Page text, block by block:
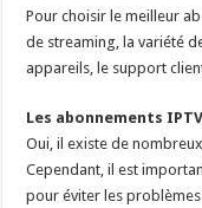
Pour choisir le meilleur
de streaming, la variété
appareils, le support
Les abonnements
Oui, il existe de
Cependant, il est
pour éviter les